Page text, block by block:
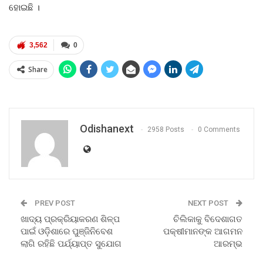
ହୋଇଛି ।
0
3,562
Share
Odishanext 2958 Posts 0 Comments
PREV POST
ଖାଦ୍ୟ ପ୍ରକ୍ରିୟାକରଣ ଶିଳ୍ପ
ପାଇଁ ଓଡ଼ିଶାରେ ପୁଞ୍ଜିନିବେଶ
ଲାଗି ରହିଛି ପର୍ଯ୍ୟାପ୍ତ ସୁଯୋଗ
NEXT POST
ଚିଲିକାକୁ ବିଦେଶାଗତ
ପକ୍ଷୀମାନଙ୍କ ଆଗମନ
ଆରମ୍ଭ